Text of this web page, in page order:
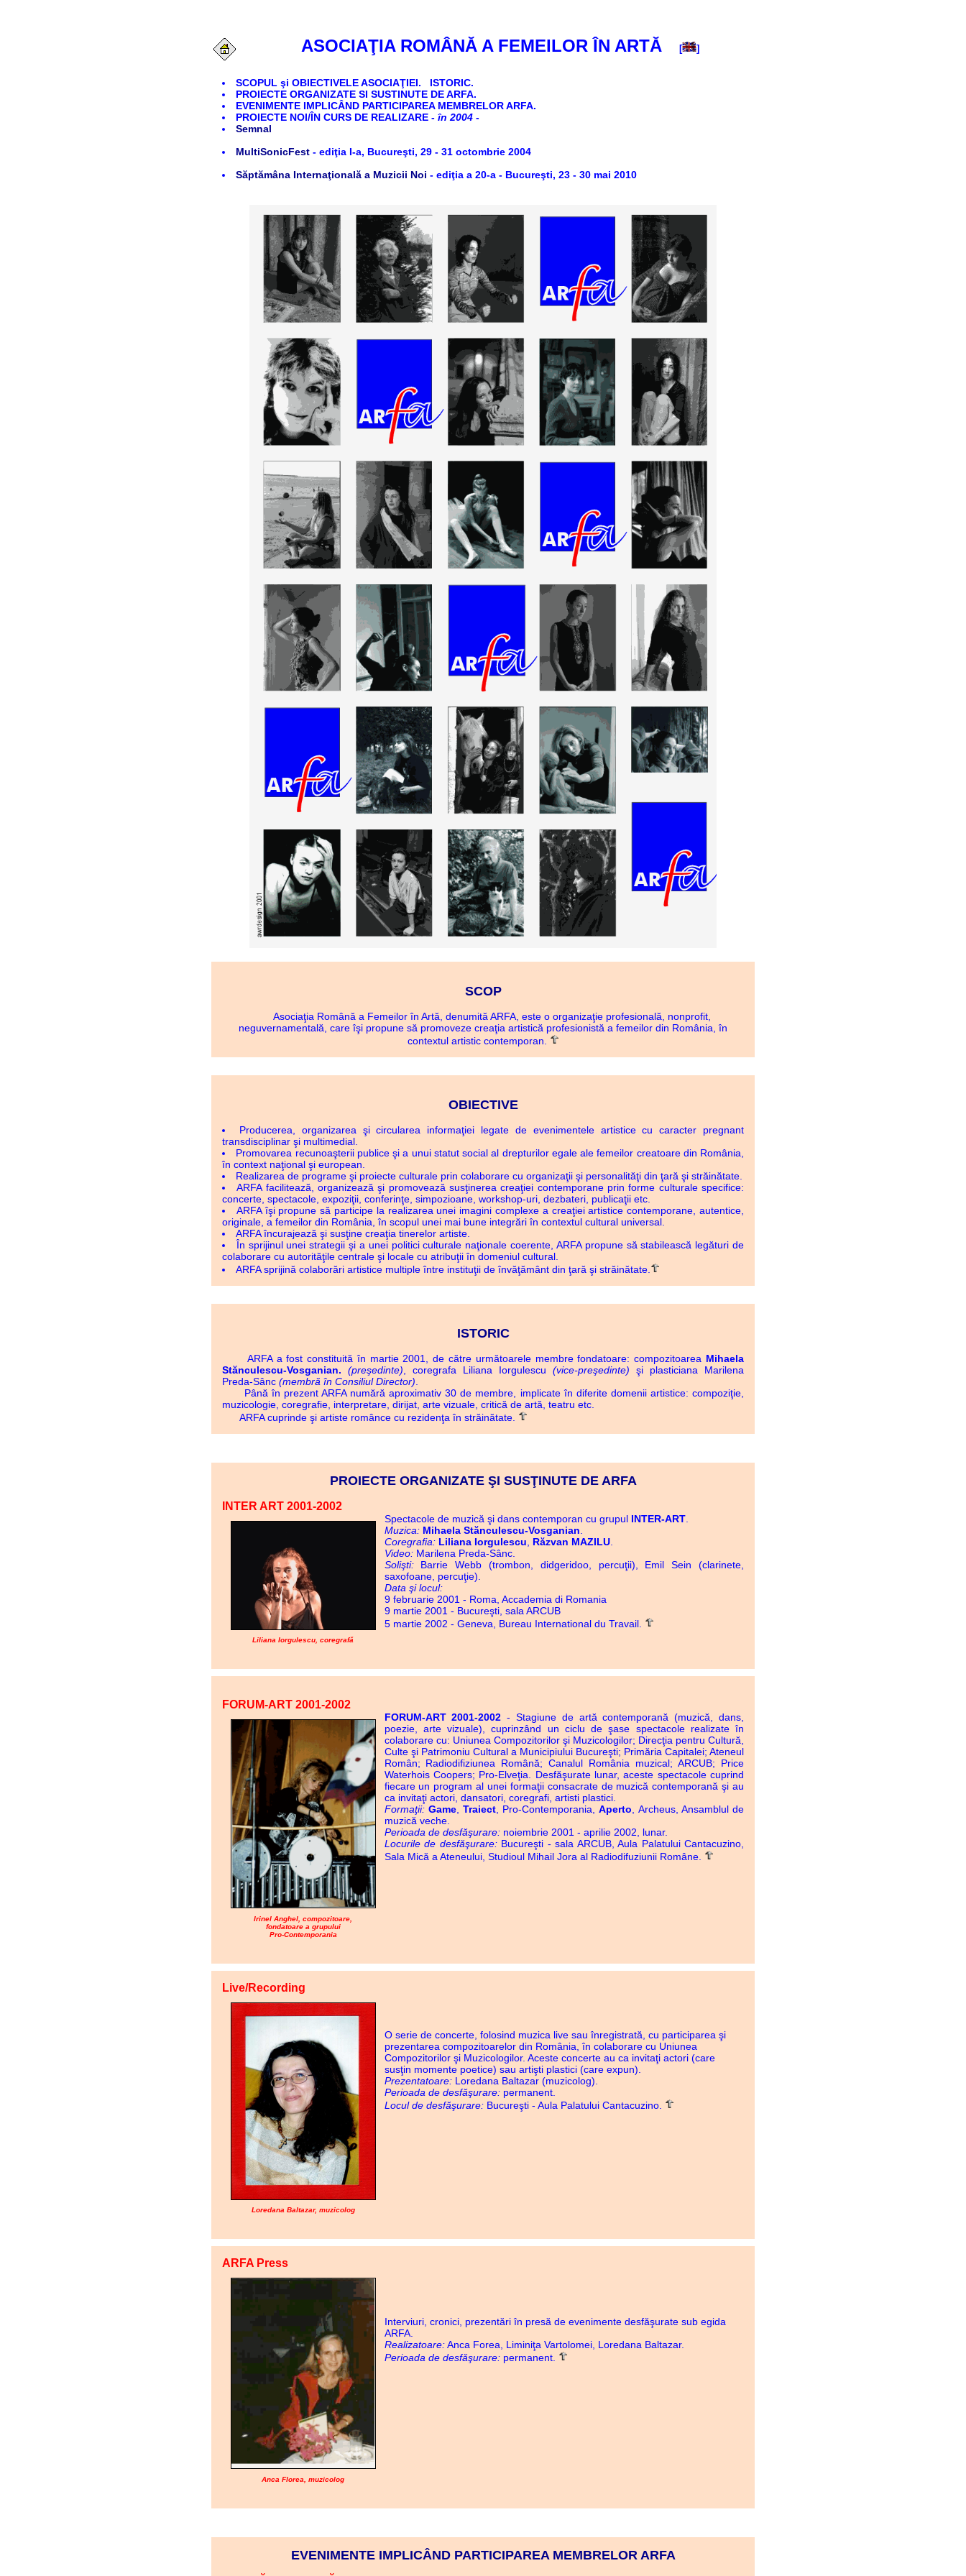
ASOCIAŢIA ROMÂNĂ A FEMEILOR ÎN ARTĂ [ ]
SCOPUL şi OBIECTIVELEASOCIAŢIEI. ISTORIC.
PROIECTE ORGANIZATE SI SUSTINUTE DE ARFA.
EVENIMENTE IMPLICÂND PARTICIPAREA MEMBRELOR ARFA.
PROIECTE NOI/ÎN CURS DE REALIZARE - în 2004 -
Semnal
MultiSonicFest - ediţia I-a, Bucureşti, 29 - 31 octombrie 2004
Săptămâna Internaţională a Muzicii Noi - ediţia a 20-a - Bucureşti, 23 - 30 mai 2010
SCOP
Asociaţia Română a Femeilor în Artă, denumită ARFA, este o organizaţie profesională, nonprofit,
neguvernamentală, care îşi propune să promoveze creaţia artistică profesionistă a femeilor din România, în
contextul artistic contemporan.
OBIECTIVE
Producerea, organizarea şi circularea informaţiei legate de evenimentele artistice cu caracter pregnant
transdisciplinar şi multimedial.
Promovarea recunoaşterii publice şi a unui statut social al drepturilor egale ale femeilor creatoare din România,
în context naţional şi european.
Realizarea de programe şi proiecte culturale prin colaborare cu organizaţii şi personalităţi din ţară şi străinătate.
ARFA facilitează, organizează şi promovează susţinerea creaţiei contemporane prin forme culturale specifice:
concerte, spectacole, expoziţii, conferinţe, simpozioane, workshop-uri, dezbateri, publicaţii etc.
ARFA îşi propune să participe la realizarea unei imagini complexe a creaţiei artistice contemporane, autentice,
originale, a femeilor din România, în scopul unei mai bune integrări în contextul cultural universal.
ARFA încurajează şi susţine creaţia tinerelor artiste.
În sprijinul unei strategii şi a unei politici culturale naţionale coerente, ARFA propune să stabilească legături de
colaborare cu autorităţile centrale şi locale cu atribuţii în domeniul cultural.
ARFA sprijină colaborări artistice multiple între instituţii de învăţământ din ţară şi străinătate.
ISTORIC
ARFA a fost constituită în martie 2001, de către următoarele membre fondatoare: compozitoarea Mihaela
Stănculescu-Vosganian.
(preşedinte) , coregrafa Liliana Iorgulescu (vice-preşedinte) şi plasticiana Marilena
Preda-Sânc (membră în Consiliul Director)
Până în prezent ARFA numără aproximativ 30 de membre, implicate în diferite domenii artistice: compoziţie,
muzicologie, coregrafie, interpretare, dirijat, arte vizuale, critică de artă, teatru etc.
ARFA cuprinde şi artiste românce cu rezidenţa în străinătate.
PROIECTE ORGANIZATE ŞI SUSŢINUTE DE ARFA
INTER ART 2001-2002
Liliana Iorgulescu, coregrafă
Spectacole de muzică şi dans contemporan cu grupul INTER-ART.
Muzica: Mihaela Stănculescu-Vosganian
Coregrafia: Liliana Iorgulescu Răzvan MAZILU.
Video:Marilena Preda-Sânc.
Solişti:Barrie Webb (trombon, didgeridoo, percuţii), Emil Sein (clarinete,
saxofoane, percuţie).
Data şi locul:
9 februarie 2001 - Roma, Accademia di Romania
9 martie 2001 - Bucureşti, sala ARCUB
5 martie 2002 - Geneva, Bureau International du Travail.
FORUM-ART 2001-2002
Irinel Anghel, compozitoare,
fondatoare a grupului
Pro-Contemporania
FORUM-ART 2001-2002 - Stagiune de artă contemporană (muzică, dans,
poezie, arte vizuale), cuprinzând un ciclu de şase spectacole realizate în
colaborare cu: Uniunea Compozitorilor şi Muzicologilor; Direcţia pentru Cultură,
Culte şi Patrimoniu Cultural a Municipiului Bucureşti; Primăria Capitalei; Ateneul
Român; Radiodifiziunea Română; Canalul România muzical; ARCUB; Price
Waterhois Coopers; Pro-Elveţia. Desfăşurate lunar, aceste spectacole cuprind
fiecare un program al unei formaţii consacrate de muzică contemporană şi au
ca invitaţi actori, dansatori, coregrafi, artisti plastici.
Formaţii: Game, Traiect , Pro-Contemporania,Aperto , Archeus, Ansamblul de
muzică veche.
Perioada de desfăşurare:noiembrie 2001 - aprilie 2002, lunar.
Locurile de desfăşurare:Bucureşti - sala ARCUB, Aula Palatului Cantacuzino,
Sala Mică a Ateneului, Studioul Mihail Jora al Radiodifuziunii Române.
Live/Recording
Loredana Baltazar, muzicolog
O serie de concerte, folosind muzica live sau înregistrată, cu participarea şi
prezentarea compozitoarelor din România, în colaborare cu Uniunea
Compozitorilor şi Muzicologilor. Aceste concerte au ca invitaţi actori (care
susţin momente poetice) sau artişti plastici (care expun).
Prezentatoare:Loredana Baltazar (muzicolog).
Perioada de desfăşurare:permanent.
Locul de desfăşurare:Bucureşti - Aula Palatului Cantacuzino.
ARFA Press
Anca Florea, muzicolog
Interviuri, cronici, prezentări în presă de evenimente desfăşurate sub egida
ARFA.
Realizatoare:Anca Forea, Liminiţa Vartolomei, Loredana Baltazar.
Perioada de desfăşurare:permanent.
EVENIMENTE IMPLICÂND PARTICIPAREA MEMBRELOR ARFA